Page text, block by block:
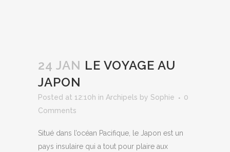
24 JAN LE VOYAGE AU
JAPON
Posted at 12:10h in Archipels by Sophie
0
Comments
Situé dans l’océan Pacifique, le Japon est un
pays insulaire qui a tout pour plaire aux